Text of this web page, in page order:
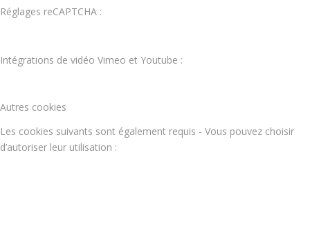
Réglages reCAPTCHA :
Intégrations de vidéo Vimeo et Youtube :
Autres cookies
Les cookies suivants sont également requis - Vous pouvez choisir
d’autoriser leur utilisation :